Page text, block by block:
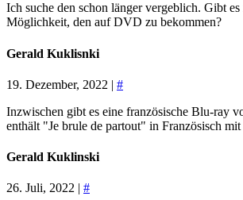
Ich suche den schon länger vergeblich. Gibt
Möglichkeit, den auf DVD zu bekommen?
Gerald Kuklisnki
19. Dezember, 2022 | #
Inzwischen gibt es eine französische Blu-ray
enthält "Je brule de partout" in Französisch mit
Gerald Kuklinski
26. Juli, 2022 | #